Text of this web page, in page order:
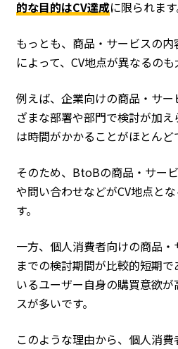
的な目的はCV達成に限られます
もっとも、商品・サービスの
によって、CV地点が異なるのも
例えば、企業向けの商品・サ
ざまな部署や部門で検討が加
は時間がかかることがほとんど
そのため、BtoBの商品・サー
や問い合わせなどがCV地点と
す。
一方、個人消費者向けの商品
までの検討期間が比較的短期
いるユーザー自身の購買意欲
スが多いです。
このような理由から、個人消